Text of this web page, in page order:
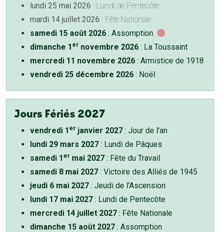
lundi 25 mai 2026 : Lundi de Pentecôte
mardi 14 juillet 2026 : Fête Nationale
samedi 15 août 2026 : Assomption
dimanche 1 er novembre 2026 : La Toussaint
mercredi 11 novembre 2026 : Armistice de 1918
vendredi 25 décembre 2026 : Noël
Jours Fériés 2027
vendredi 1 er janvier 2027 : Jour de l'an
lundi 29 mars 2027 : Lundi de Pâques
samedi 1 er mai 2027 : Fête du Travail
samedi 8 mai 2027 : Victoire des Alliés de 1945
jeudi 6 mai 2027 : Jeudi de l'Ascension
lundi 17 mai 2027 : Lundi de Pentecôte
mercredi 14 juillet 2027 : Fête Nationale
dimanche 15 août 2027 : Assomption